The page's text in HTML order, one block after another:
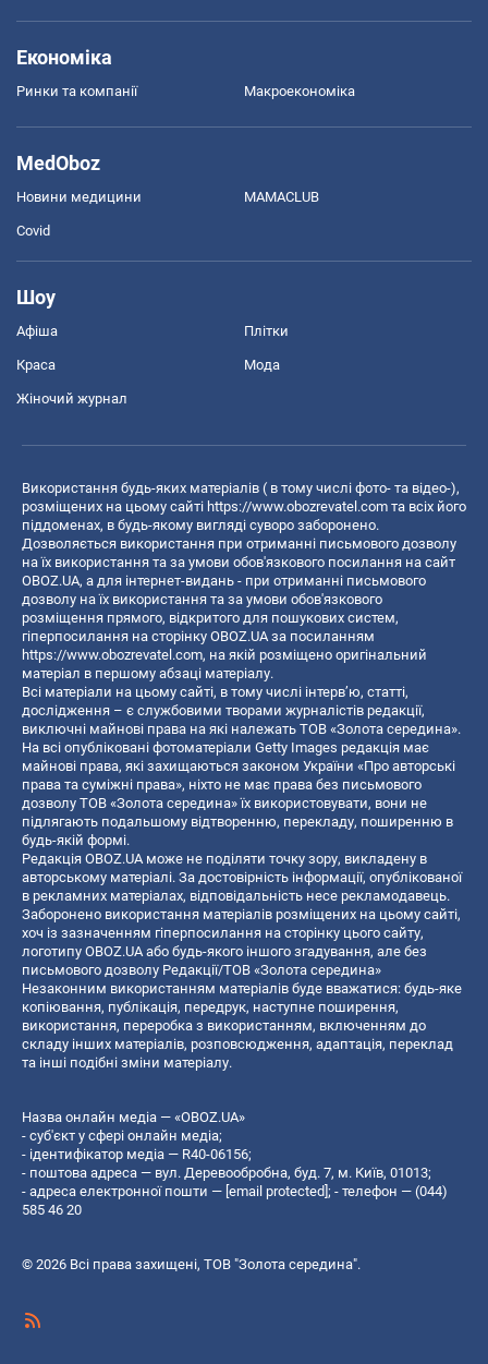
Економіка
Ринки та компанії Макроекономіка
MedOboz
Новини медицини MAMACLUB
Covid
Шоу
Афіша Плітки
Краса Мода
Жіночий журнал
Використання будь-яких матеріалів ( в тому числі фото- та відео-),
розміщених на цьому сайті https://www.obozrevatel.com та всіх його
піддоменах, в будь-якому вигляді суворо заборонено.
Дозволяється використання при отриманні письмового дозволу
на їх використання та за умови обов'язкового посилання на сайт
OBOZ.UA, а для інтернет-видань - при отриманні письмового
дозволу на їх використання та за умови обов'язкового
розміщення прямого, відкритого для пошукових систем,
гіперпосилання на сторінку OBOZ.UA за посиланням
https://www.obozrevatel.com, на якій розміщено оригінальний
матеріал в першому абзаці матеріалу.
Всі матеріали на цьому сайті, в тому числі інтерв’ю, статті,
дослідження – є службовими творами журналістів редакції,
виключні майнові права на які належать ТОВ «Золота середина».
На всі опубліковані фотоматеріали Getty Images редакція має
майнові права, які захищаються законом України «Про авторські
права та суміжні права», ніхто не має права без письмового
дозволу ТОВ «Золота середина» їх використовувати, вони не
підлягають подальшому відтворенню, перекладу, поширенню в
будь-якій формі.
Редакція OBOZ.UA може не поділяти точку зору, викладену в
авторському матеріалі. За достовірність інформації, опублікованої
в рекламних матеріалах, відповідальність несе рекламодавець.
Заборонено використання матеріалів розміщених на цьому сайті,
хоч із зазначенням гіперпосилання на сторінку цього сайту,
логотипу OBOZ.UA або будь-якого іншого згадування, але без
письмового дозволу Редакції/ТОВ «Золота середина»
Незаконним використанням матеріалів буде вважатися: будь-яке
копiювання, публiкацiя, передрук, наступне поширення,
використання, переробка з використанням, включенням до
складу інших матеріалів, розповсюдження, адаптація, переклад
та інші подібні зміни матеріалу.
Назва онлайн медіа — «OBOZ.UA»
- суб'єкт у сфері онлайн медіа;
- ідентифікатор медіа — R40-06156;
- поштова адреса — вул. Деревообробна, буд. 7, м. Київ, 01013;
- адреса електронної пошти — [email protected]; - телефон — (044)
585 46 20
© 2026 Всі права захищені, ТОВ "Золота середина".